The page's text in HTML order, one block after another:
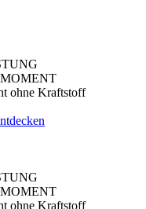
ohne Kraftstoff
ohne Kraftstoff